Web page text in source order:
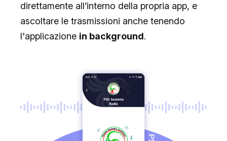
direttamente all’interno della propria app, e
ascoltare le trasmissioni anche tenendo
l'applicazione in background.